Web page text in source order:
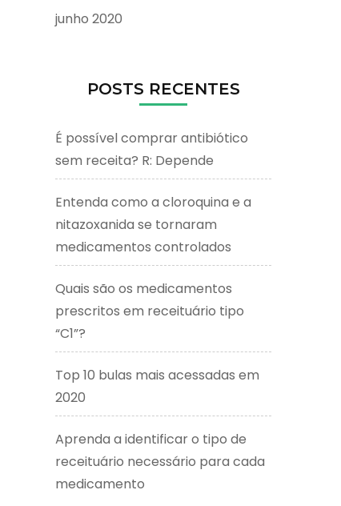
junho 2020
POSTS RECENTES
É possível comprar antibiótico
sem receita? R: Depende
Entenda como a cloroquina e a
nitazoxanida se tornaram
medicamentos controlados
Quais são os medicamentos
prescritos em receituário tipo
“C1”?
Top 10 bulas mais acessadas em
2020
Aprenda a identificar o tipo de
receituário necessário para cada
medicamento